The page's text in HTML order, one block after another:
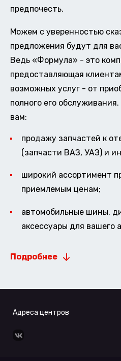
предпочесть.
Можем с уверенностью
предложения будут для
Ведь «Формула» - это
предоставляющая
возможных услуг - от
полного его
вам:
продажу запчастей к
(запчасти ВАЗ, УАЗ) и
широкий ассортимент
приемлемым ценам;
автомобильные шины,
аксессуары для вашего
Подробнее
Адреса центров